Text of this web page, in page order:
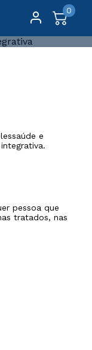
0
à
e
pessoa que
tratados, nas